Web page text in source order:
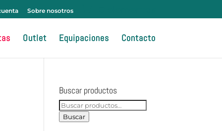
Sobre nosotros
Outlet Equipaciones Contacto
Buscar productos
Buscar
por:
Buscar